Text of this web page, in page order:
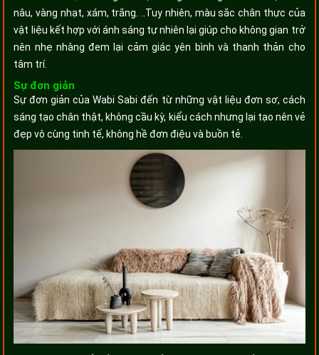
nâu, vàng nhạt, xám, trắng. ..Tuy nhiên, màu sắc chân thực của
vật liệu kết hợp với ánh sáng tự nhiên lại giúp cho không gian trở
nên nhẹ nhàng đem lại cảm giác yên bình và thanh thản cho
tâm trí.
Sự đơn giản
Sự đơn giản của Wabi Sabi đến từ những vật liệu đơn sơ, cách
sáng tạo chân thật, không cầu kỳ, kiểu cách nhưng lại tạo nên vẻ
đẹp vô cùng tinh tế, không hề đơn điệu và buồn tẻ.